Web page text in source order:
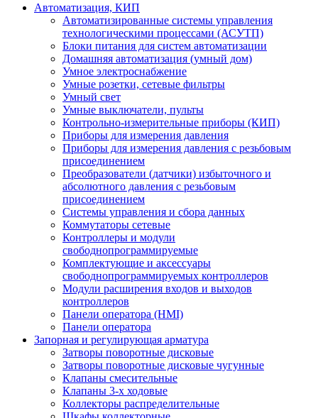
Автоматизация, КИП
Автоматизированные системы управления
технологическими процессами (АСУТП)
Блоки питания для систем автоматизации
Домашняя автоматизация (умный дом)
Умное электроснабжение
Умные розетки, сетевые фильтры
Умный свет
Умные выключатели, пульты
Контрольно-измерительные приборы (КИП)
Приборы для измерения давления
Приборы для измерения давления с резьбовым
присоединением
Преобразователи (датчики) избыточного и
абсолютного давления с резьбовым
присоединением
Системы управления и сбора данных
Коммутаторы сетевые
Контроллеры и модули
свободнопрограммируемые
Комплектующие и аксессуары
свободнопрограммируемых контроллеров
Модули расширения входов и выходов
контроллеров
Панели оператора (HMI)
Панели оператора
Запорная и регулирующая арматура
Затворы поворотные дисковые
Затворы поворотные дисковые чугунные
Клапаны смесительные
Клапаны 3-х ходовые
Коллекторы распределительные